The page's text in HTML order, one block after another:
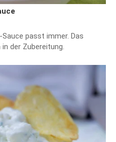
passt immer. Das
der Zubereitung.